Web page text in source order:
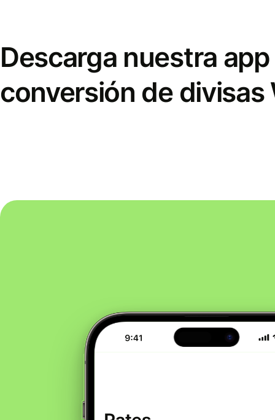
Descarga nuestra
conversión de divisas